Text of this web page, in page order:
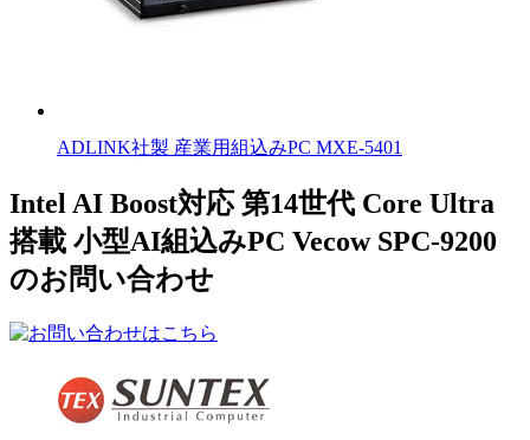
ADLINK社製 産業用組込みPC MXE-5401
Intel AI Boost対応 第14世代 Core Ultra
搭載 小型AI組込みPC Vecow SPC-9200
のお問い合わせ